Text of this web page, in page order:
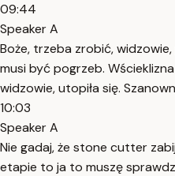
09:44
Speaker A
Boże, trzeba zrobić,
musi być pogrzeb.
widzowie, utopiła się.
10:03
Speaker A
Nie gadaj, że stone cutter
etapie to ja to muszę